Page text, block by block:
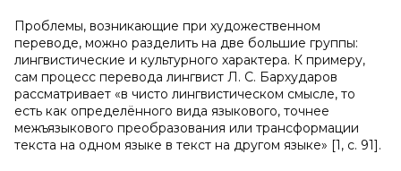
Проблемы, возникающие при художественном
переводе, можно разделить на две большие группы:
лингвистические и культурного характера. К примеру,
сам процесс перевода лингвист Л. С. Бархударов
рассматривает «в чисто лингвистическом смысле, то
есть как определённого вида языкового, точнее
межъязыкового преобразования или трансформации
текста на одном языке в текст на другом языке» [1, с. 91].